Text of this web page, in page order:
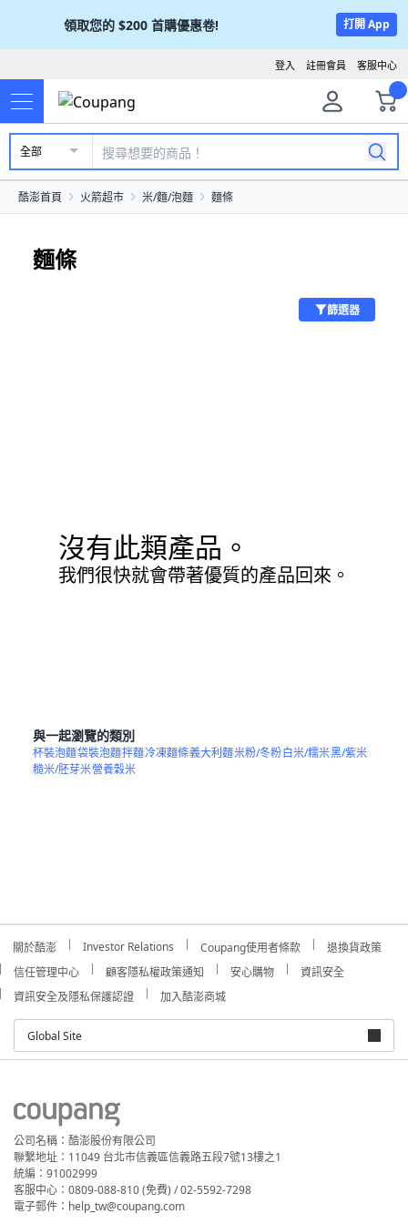
領取您的 $200 首購優惠卷! 打開 App
客服中心
註冊會員
登入
全部
酷澎首頁 火箭超市 米/麵/泡麵 麵條
麵條
篩選器
沒有此類產品。
我們很快就會帶著優質的產品回來。
與一起瀏覽的類別
杯裝泡麵袋裝泡麵拌麵冷凍麵條義大利麵米粉/冬粉白米/糯米黑/紫米
糙米/胚芽米營養穀米
關於酷澎 Investor Relations Coupang使用者條款
退換貨政策
信任管理中心
顧客隱私權政策通知 安心購物
資訊安全
資訊安全及隱私保護認證
加入酷澎商城
Global Site
公司名稱：酷澎股份有限公司
聯繫地址：11049 台北市信義區信義路五段7號13樓之1
統編：91002999
客服中心：0809-088-810 (免費) / 02-5592-7298
電子郵件：help_tw@coupang.com